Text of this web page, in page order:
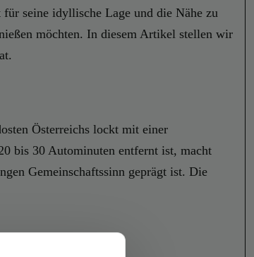
seine idyllische Lage und die Nähe zu
möchten. In diesem Artikel stellen wir
Österreichs lockt mit einer
bis 30 Autominuten entfernt ist, macht
Gemeinschaftssinn geprägt ist. Die